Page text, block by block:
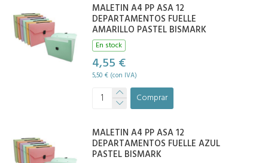
MALETIN A4 PP ASA 12
DEPARTAMENTOS FUELLE
AMARILLO PASTEL BISMARK
En stock
4,55 €
5,50 € (con IVA)
Comprar
MALETIN A4 PP ASA 12
DEPARTAMENTOS FUELLE AZUL
PASTEL BISMARK